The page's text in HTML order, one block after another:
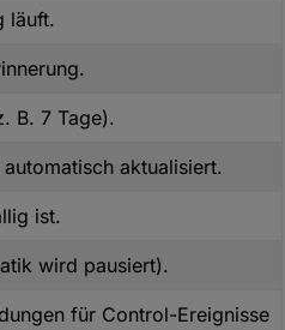
läuft.
B. 7 Tage).
aktualisiert.
ist.
wird pausiert).
für Control-Ereignisse